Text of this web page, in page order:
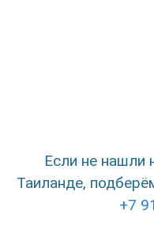
Если не нашли
Таиланде,
+7